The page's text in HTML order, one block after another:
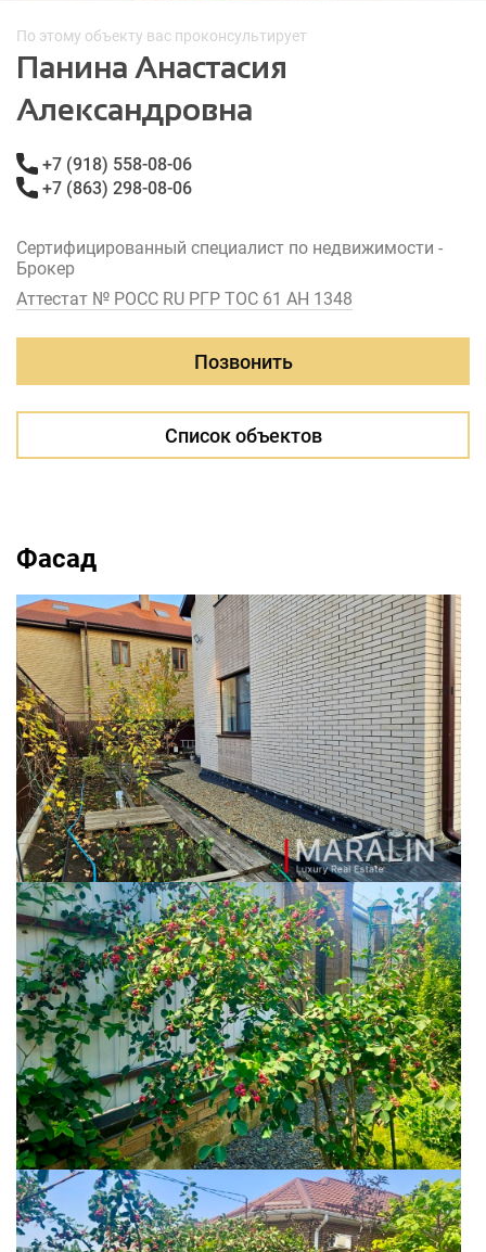
По этому объекту вас проконсультирует
Панина Анастасия
Александровна
+7 (918) 558-08-06
+7 (863) 298-08-06
Сертифицированный специалист по недвижимости -
Брокер
Аттестат № РОСС RU РГР ТОС 61 АН 1348
Позвонить
Список объектов
Фасад